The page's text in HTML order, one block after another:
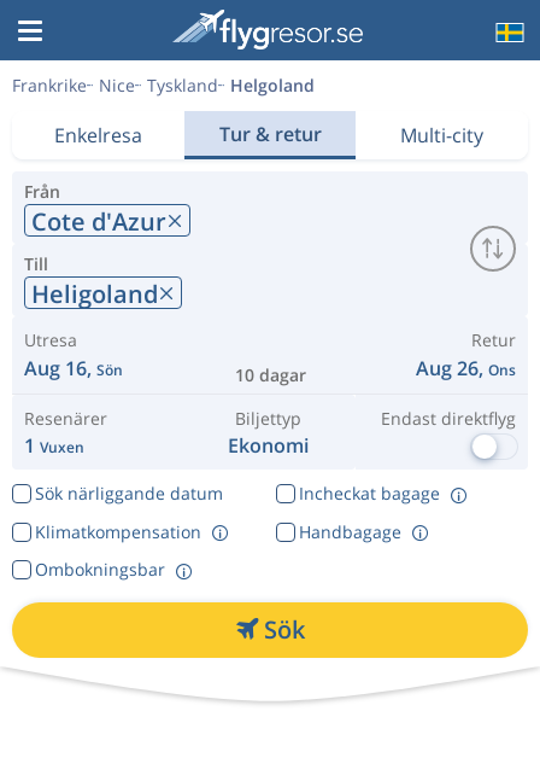
Frankrike Nice Tyskland Helgoland
Enkelresa Tur & retur Multi-city
Från
Cote d'Azur
Till
Heligoland
Utresa
Aug 16, Sön 10 dagar
Retur
Aug 26, Ons
Resenärer
1 Vuxen
Biljettyp
Ekonomi
Endast direktflyg
Sök närliggande datum
Incheckat bagage
Klimatkompensation
Ombokningsbar
Handbagage
Sök